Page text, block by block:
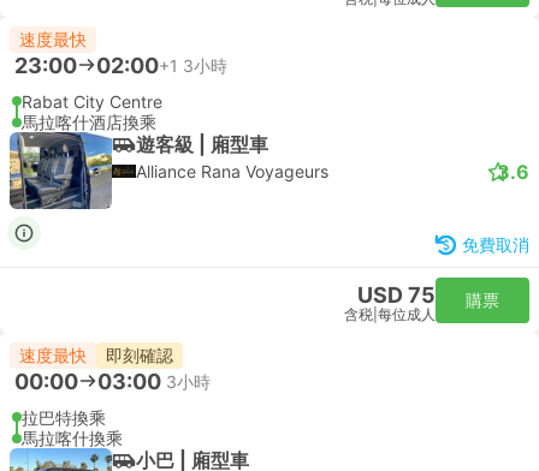
速度最快
23:00 02:00+1 3小時
Rabat City Centre
馬拉喀什酒店換乘
遊客級 | 廂型車
Alliance Rana Voyageurs 3.6
免費取消
USD 75
含税 每位成人
購票
速度最快 即刻確認
00:00 03:00 3小時
拉巴特換乘
馬拉喀什換乘
小巴 | 廂型車